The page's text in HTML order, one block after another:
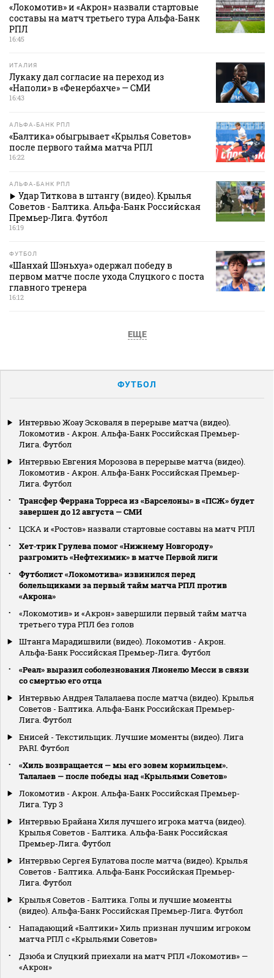
«Локомотив» и «Акрон» назвали стартовые
составы на матч третьего тура Альфа‑Банк
РПЛ
16:45
ИТАЛИЯ
Лукаку дал согласие на переход из
«Наполи» в «Фенербахче» — СМИ
16:43
АЛЬФА-БАНК РПЛ
«Балтика» обыгрывает «Крылья Советов»
после первого тайма матча РПЛ
16:22
АЛЬФА-БАНК РПЛ
Удар Титкова в штангу (видео). Крылья
Советов - Балтика. Альфа-Банк Российская
Премьер-Лига. Футбол
16:19
ФУТБОЛ
«Шанхай Шэньхуа» одержал победу в
первом матче после ухода Слуцкого с поста
главного тренера
16:12
ЕЩЕ
ФУТБОЛ
Интервью Жоау Эсковаля в перерыве матча (видео).
Локомотив - Акрон. Альфа-Банк Российская Премьер-
Лига. Футбол
Интервью Евгения Морозова в перерыве матча (видео).
Локомотив - Акрон. Альфа-Банк Российская Премьер-
Лига. Футбол
Трансфер Феррана Торреса из «Барселоны» в «ПСЖ» будет
завершен до 12 августа — СМИ
ЦСКА и «Ростов» назвали стартовые составы на матч РПЛ
Хет‑трик Грулева помог «Нижнему Новгороду»
разгромить «Нефтехимик» в матче Первой лиги
Футболист «Локомотива» извинился перед
болельщиками за первый тайм матча РПЛ против
«Акрона»
«Локомотив» и «Акрон» завершили первый тайм матча
третьего тура РПЛ без голов
Штанга Марадишвили (видео). Локомотив - Акрон.
Альфа-Банк Российская Премьер-Лига. Футбол
«Реал» выразил соболезнования Лионелю Месси в связи
со смертью его отца
Интервью Андрея Талалаева после матча (видео). Крылья
Советов - Балтика. Альфа-Банк Российская Премьер-
Лига. Футбол
Енисей - Текстильщик. Лучшие моменты (видео). Лига
PARI. Футбол
«Хиль возвращается — мы его зовем кормильцем».
Талалаев — после победы над «Крыльями Советов»
Локомотив - Акрон. Альфа-Банк Российская Премьер-
Лига. Тур 3
Интервью Брайана Хиля лучшего игрока матча (видео).
Крылья Советов - Балтика. Альфа-Банк Российская
Премьер-Лига. Футбол
Интервью Сергея Булатова после матча (видео). Крылья
Советов - Балтика. Альфа-Банк Российская Премьер-
Лига. Футбол
Крылья Советов - Балтика. Голы и лучшие моменты
(видео). Альфа-Банк Российская Премьер-Лига. Футбол
Нападающий «Балтики» Хиль признан лучшим игроком
матча РПЛ с «Крыльями Советов»
Дзюба и Слуцкий приехали на матч РПЛ «Локомотив» —
«Акрон»